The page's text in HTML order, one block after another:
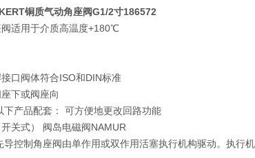
铜质气动角座阀G1/2寸186572
适用于介质高温度+180℃
口阀体符合ISO和DIN标准
下或阀座向
下产品配套： 可方便地更改回路功能
关式） 阀岛电磁阀NAMUR
导控制角座阀由单作用或双作用活塞执行机构驱动。执行